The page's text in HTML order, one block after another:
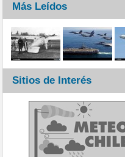
Más Leídos
Sitios de Interés